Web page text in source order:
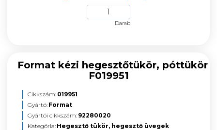
Darab
Format kézi hegesztőtükör, póttükör
F019951
Cikkszám: 019951
Gyártó: Format
Gyártói cikkszám: 92280020
Kategória: Hegesztő tükör, hegesztő üvegek